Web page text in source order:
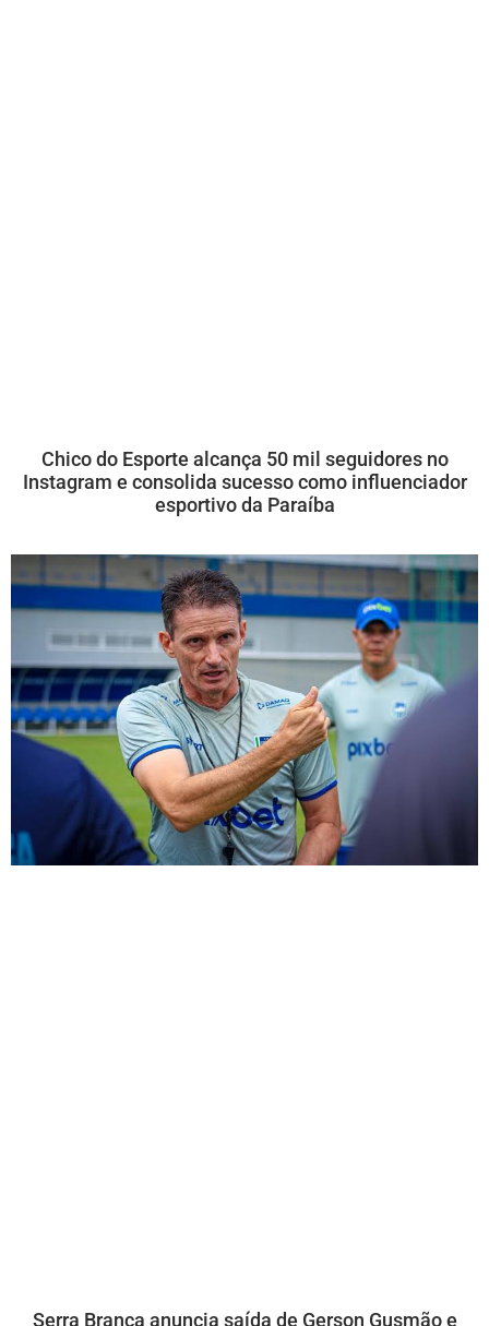
Chico do Esporte alcança 50 mil seguidores no
Instagram e consolida sucesso como influenciador
esportivo da Paraíba
Serra Branca anuncia saída de Gerson Gusmão e